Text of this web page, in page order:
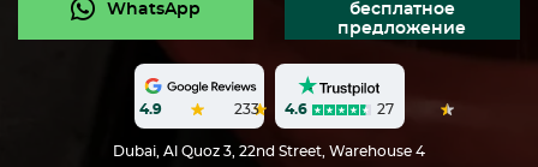
WhatsApp
бесплатное
предложение
4.9 233 4.6 27
Dubai, Al Quoz 3, 22nd Street, Warehouse 4